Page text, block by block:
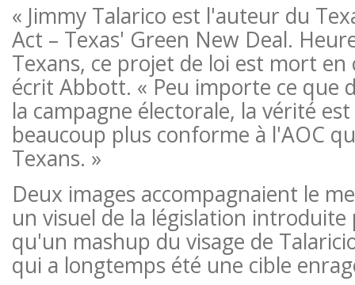
« Jimmy Talarico est l'auteur du
Act – Texas' Green New Deal.
Texans, ce projet de loi est mort en
écrit Abbott. « Peu importe ce que
la campagne électorale, la vérité
beaucoup plus conforme à l'AOC
Texans. »
Deux images accompagnaient le
un visuel de la législation introduite
qu'un mashup du visage de
qui a longtemps été une cible